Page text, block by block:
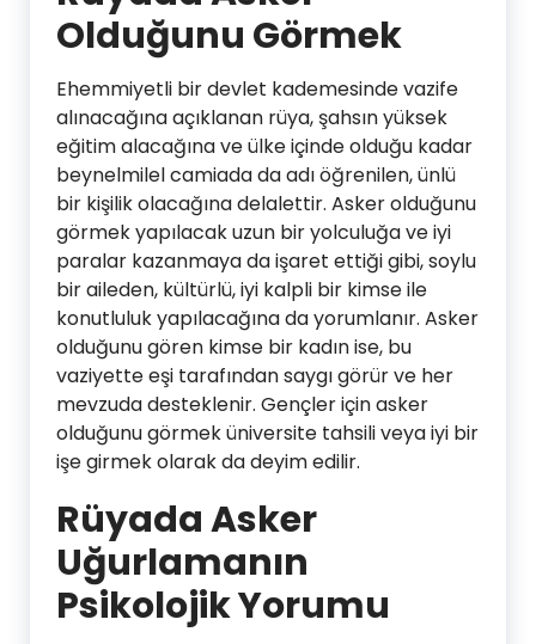
Olduğunu Görmek
Ehemmiyetli bir devlet kademesinde vazife
alınacağına açıklanan rüya, şahsın yüksek
eğitim alacağına ve ülke içinde olduğu kadar
beynelmilel camiada da adı öğrenilen, ünlü
bir kişilik olacağına delalettir. Asker olduğunu
görmek yapılacak uzun bir yolculuğa ve iyi
paralar kazanmaya da işaret ettiği gibi, soylu
bir aileden, kültürlü, iyi kalpli bir kimse ile
konutluluk yapılacağına da yorumlanır. Asker
olduğunu gören kimse bir kadın ise, bu
vaziyette eşi tarafından saygı görür ve her
mevzuda desteklenir. Gençler için asker
olduğunu görmek üniversite tahsili veya iyi bir
işe girmek olarak da deyim edilir.
Rüyada Asker
Uğurlamanın
Psikolojik Yorumu